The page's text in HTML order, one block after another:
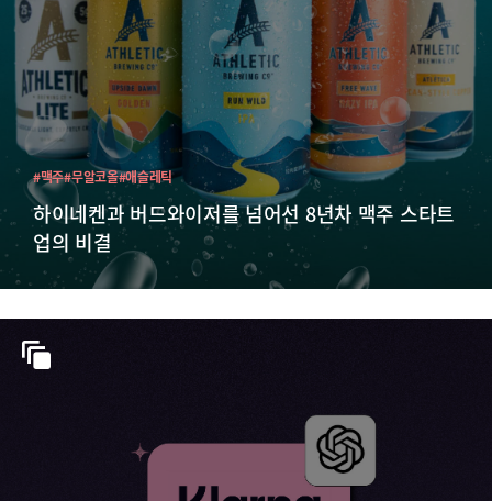
하이네켄과 버드와이저를 넘어선 8년차 맥주 스타트
업의 비결
#맥주#무알코올#애슬레틱